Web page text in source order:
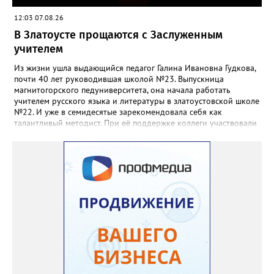
12:03 07.08.26
В Златоусте прощаются с Заслуженным
учителем
Из жизни ушла выдающийся педагог Галина Ивановна Гудкова,
почти 40 лет руководившая школой №23. Выпускница
магнитогорского педуниверситета, она начала работать
учителем русского языка и литературы в златоустовской школе
№22. И уже в семидесятые зарекомендовала себя как
талантливый методист. При её поддержке коллеги участвовали
«Благодаря её мудрому руководству в школе сформировался
сильный педагогический коллектив, объединённый общими
ценностями и любовью к своему делу. Для многих Галина
Ивановна навсегда останется не только талантливым
руководителем, но и настоящим Учителем с большой буквы», -
говорится в сообществе школы №23 во ВКонтакте. Свои
соболезнования семье Галины Ивановны выразил глава
Златоуста Олег Решетников. «Её вклад зафиксирован в
важнейших документах школы, но главное - он остался в
людях: в тех учителях, которых она поддержала, в тех
учениках, которых она вдохновила. Заслуженный учитель РФ,
«Отличник народного просвещения», обладатель медали «За